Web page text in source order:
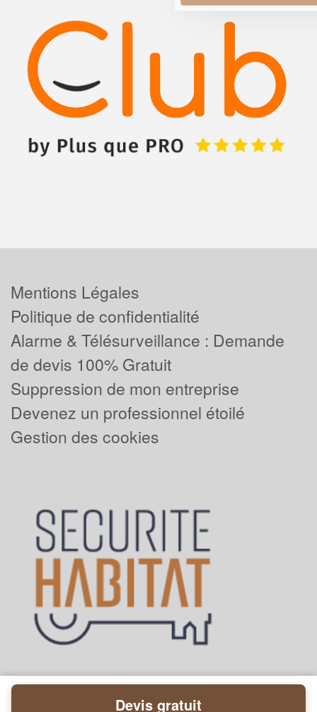
Mentions Légales
Politique de confidentialité
Alarme & Télésurveillance : Demande
de devis 100% Gratuit
Suppression de mon entreprise
Devenez un professionnel étoilé
Gestion des cookies
Devis gratuit